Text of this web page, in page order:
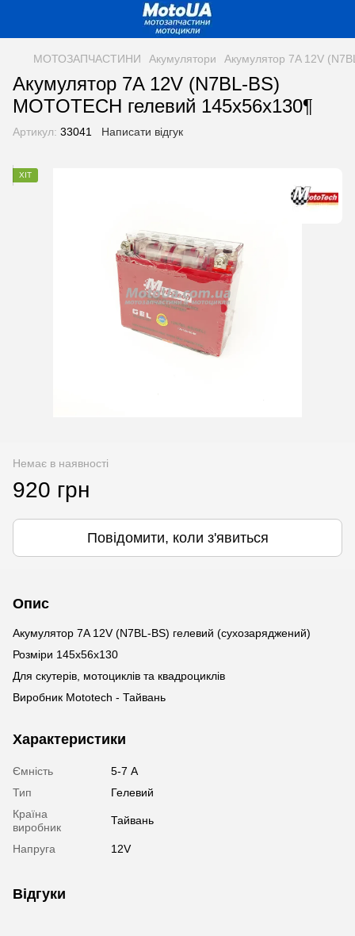
МОТОЗАПЧАСТИНИ Акумулятори Акумулятор 7A 12V
Акумулятор 7A 12V (N7BL-BS)
MOTOTECH гелевий 145x56x130¶
Артикул: 33041 Написати відгук
ХІТ
Немає в наявності
920 грн
Повідомити, коли з'явиться
Опис
Акумулятор 7A 12V (N7BL-BS) гелевий (сухозаряджений)
Розміри 145x56x130
Для скутерів, мотоциклів та квадроциклів
Виробник Mototech - Тайвань
Характеристики
Ємність
5-7 А
Тип
Гелевий
Країна
виробник
Тайвань
Напруга 12V
Відгуки